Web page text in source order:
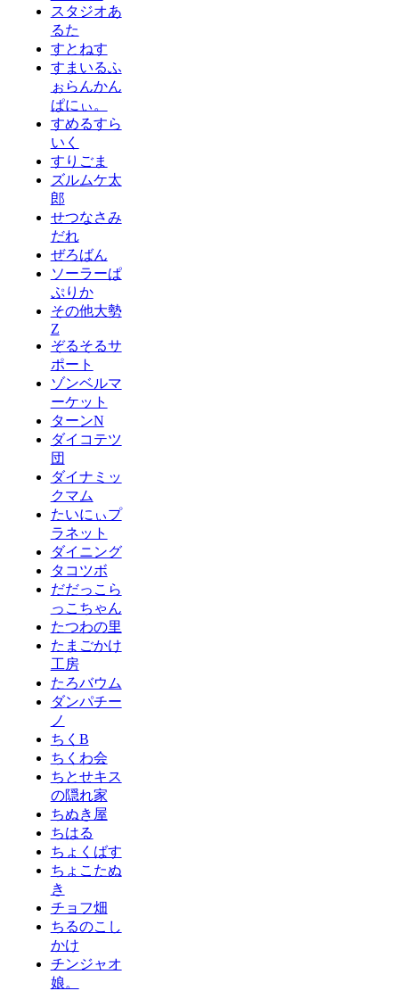
スタジオあ
るた
すとねす
すまいるふ
ぉらんかん
ぱにぃ。
すめるすら
いく
すりごま
ズルムケ太
郎
せつなさみ
だれ
ぜろばん
ソーラーぱ
ぷりか
その他大勢
Z
ぞるそるサ
ポート
ゾンベルマ
ーケット
ターンN
ダイコテツ
団
ダイナミッ
クマム
たいにぃプ
ラネット
ダイニング
タコツボ
だだっこら
っこちゃん
たつわの里
たまごかけ
工房
たろバウム
ダンパチー
ノ
ちくB
ちくわ会
ちとせキス
の隠れ家
ちぬき屋
ちはる
ちょくばす
ちょこたぬ
き
チョフ畑
ちるのこし
かけ
チンジャオ
娘。